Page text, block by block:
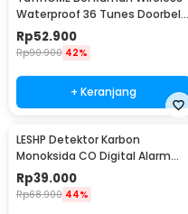
Waterproof 36 Tunes Doorbell
- FK-D009
Rp52.900
Rp90.900 42%
+ Keranjang
LESHP Detektor Karbon
Monoksida CO Digital Alarm
85dB Sensor Gas Rumah -
EN502
Rp39.000
Rp68.900 44%